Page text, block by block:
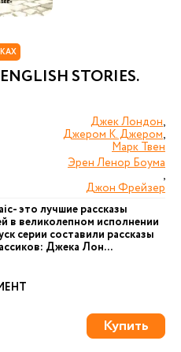
STORIES.
Джек Лондон,
Джером К. Джером,
Марк Твен
Эрен Ленор Боума
,
Джон Фрейзер
это лучшие рассказы
в великолепном исполнении
серии составили рассказы
Джека Лон...
Купить